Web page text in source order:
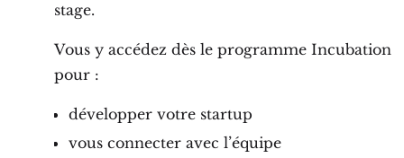
stage.
Vous y accédez dès le programme Incubation
pour :
développer votre startup
vous connecter avec l’équipe